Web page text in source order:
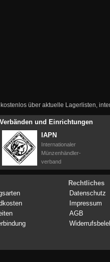
über aktuelle Lagerlisten,
und Einrichtungen
IAPN
Internationaler
Münzenhändler-
verband
Rechtliches
Datenschutz
Impressum
AGB